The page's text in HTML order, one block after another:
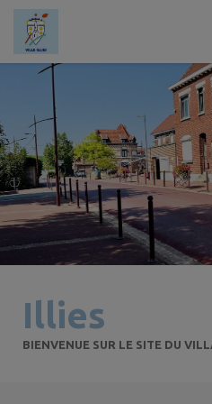
Contenu
Illies
BIENVENUE SUR LE SITE DU